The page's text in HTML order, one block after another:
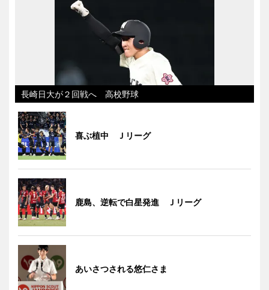
長崎日大が２回戦へ 高校野球
喜ぶ植中 Ｊリーグ
鹿島、逆転で白星発進 Ｊリーグ
あいさつされる悠仁さま